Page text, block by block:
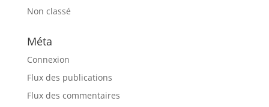
Non classé
Méta
Connexion
Flux des publications
Flux des commentaires